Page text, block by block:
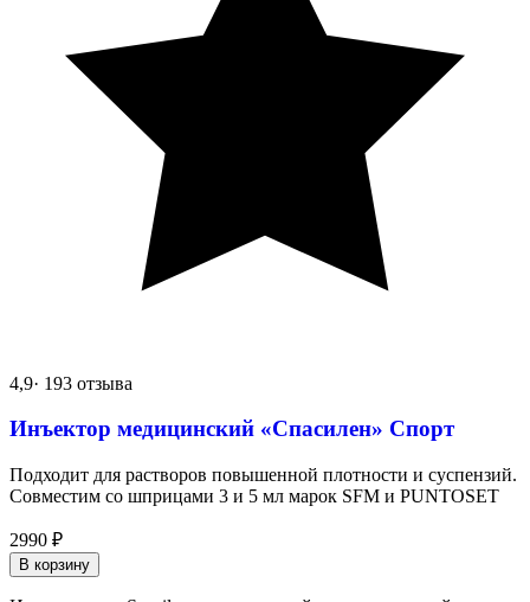
4,9· 193 отзыва
Инъектор медицинский «Спасилен» Спорт
Подходит для растворов повышенной плотности и суспензий.
Совместим со шприцами 3 и 5 мл марок SFM и PUNTOSET
2990 ₽
В корзину